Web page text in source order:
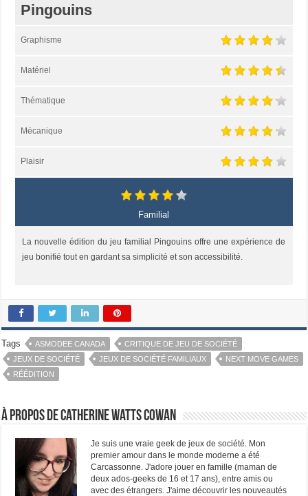
Pingouins
Graphisme
Matériel
Thématique
Mécanique
Plaisir
Familial
La nouvelle édition du jeu familial Pingouins offre une expérience de
jeu bonifié tout en gardant sa simplicité et son accessibilité.
Tags ASMODEE CANADA
CRITIQUE DE JEU DE SOCIÉTÉ
JEUX DE SOCIÉTÉ
JEUX DE SOCIÉTÉ FAMILIAUX
NEXT MOVE GAMES
RÉÉDITION
À propos de Catherine Watts Cowan
Je suis une vraie geek de jeux de société. Mon
premier amour dans le monde moderne a été
Carcassonne. J'adore jouer en famille (maman de
deux ados-geeks de 16 et 17 ans), entre amis ou
avec des étrangers. J'aime découvrir les nouveautés